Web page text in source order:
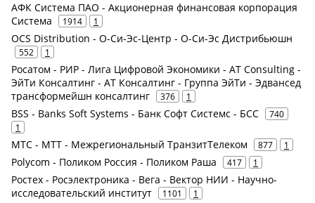
АФК Система ПАО - Акционерная финансовая корпорация
Система
1914 1
OCS Distribution - О-Си-Эс-Центр - О-Си-Эс Дистрибьюшн
552 1
Росатом - РИР - Лига Цифровой Экономики - AT Consulting -
ЭйТи Консалтинг - АТ Консалтинг - Группа ЭйТи - Эдвансед
трансформейшн консалтинг
376 1
BSS - Banks Soft Systems - Банк Софт Системс - БСС
740
1
МТС - МТТ - Межрегиональный ТранзитТелеком 877 1
Polycom - Поликом Россия - Поликом Раша 417 1
Ростех - Росэлектроника - Вега - Вектор НИИ - Научно-
исследовательский институт
1101 1